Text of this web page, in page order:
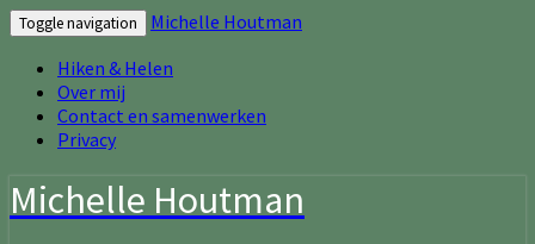
Toggle navigation
Michelle Houtman
Hiken & Helen
Over mij
Contact en samenwerken
Privacy
Michelle Houtman